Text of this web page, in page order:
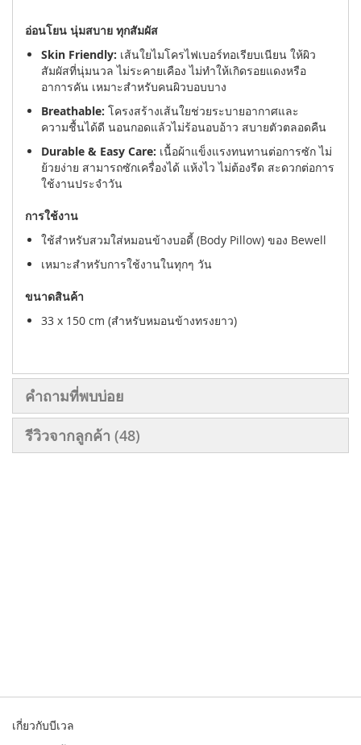
อ่อนโยน นุ่มสบาย ทุกสัมผัส
Skin Friendly: เส้นใยไมโครไฟเบอร์ทอเรียบเนียน ให้ผิว
สัมผัสที่นุ่มนวล ไม่ระคายเคือง ไม่ทำให้เกิดรอยแดงหรือ
อาการคัน เหมาะสำหรับคนผิวบอบบาง
Breathable: โครงสร้างเส้นใยช่วยระบายอากาศและ
ความชื้นได้ดี นอนกอดแล้วไม่ร้อนอบอ้าว สบายตัวตลอดคืน
Durable & Easy Care: เนื้อผ้าแข็งแรงทนทานต่อการซัก ไม่
ย้วยง่าย สามารถซักเครื่องได้ แห้งไว ไม่ต้องรีด สะดวกต่อการ
ใช้งานประจำวัน
การใช้งาน
ใช้สำหรับสวมใส่หมอนข้างบอดี้ (Body Pillow) ของ Bewell
เหมาะสำหรับการใช้งานในทุกๆ วัน
ขนาดสินค้า
33 x 150 cm (สำหรับหมอนข้างทรงยาว)
คำถามที่พบบ่อย
รีวิวจากลูกค้า 48
เกี่ยวกับบีเวล